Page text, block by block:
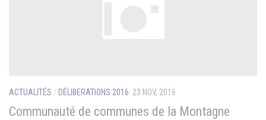
ACTUALITÉS / DÉLIBERATIONS 2016 23 NOV, 2016
Communauté de communes de la Montagne